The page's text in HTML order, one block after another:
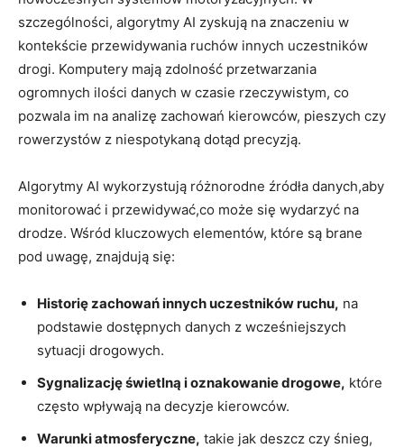
szczególności, algorytmy AI ⁤zyskują na ​znaczeniu w​
kontekście ‌przewidywania ruchów innych​ uczestników
drogi. Komputery mają zdolność przetwarzania
ogromnych ⁣ilości danych w czasie rzeczywistym, co
pozwala im⁢ na analizę ‍zachowań kierowców, pieszych czy
rowerzystów z niespotykaną ‍dotąd precyzją.
Algorytmy‍ AI wykorzystują różnorodne źródła ⁤danych,aby
monitorować⁤ i przewidywać,co⁢ może się⁢ wydarzyć ⁢na
drodze. Wśród kluczowych elementów,⁢ które są brane
⁢pod uwagę, znajdują ‍się:
Historię⁢ zachowań innych uczestników ruchu, na
⁢podstawie dostępnych danych z wcześniejszych
sytuacji drogowych.
Sygnalizację świetlną i oznakowanie drogowe, ⁤które
‌często wpływają na decyzje⁣ kierowców.
Warunki atmosferyczne, takie‍ jak⁢ deszcz czy śnieg,⁤